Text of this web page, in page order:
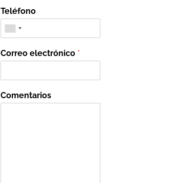
Teléfono
Correo electrónico *
Comentarios